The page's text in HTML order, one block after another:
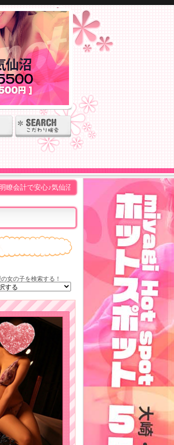
以外の沿岸エリア・大崎・築館・佐沼もお気軽
女の子を検索する！